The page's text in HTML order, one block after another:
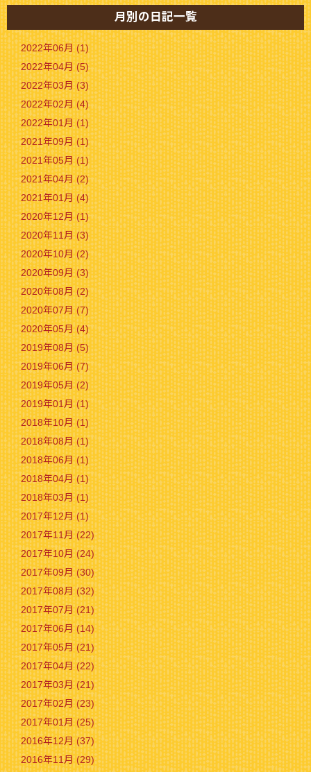
月別の日記一覧
2022年06月 (1)
2022年04月 (5)
2022年03月 (3)
2022年02月 (4)
2022年01月 (1)
2021年09月 (1)
2021年05月 (1)
2021年04月 (2)
2021年01月 (4)
2020年12月 (1)
2020年11月 (3)
2020年10月 (2)
2020年09月 (3)
2020年08月 (2)
2020年07月 (7)
2020年05月 (4)
2019年08月 (5)
2019年06月 (7)
2019年05月 (2)
2019年01月 (1)
2018年10月 (1)
2018年08月 (1)
2018年06月 (1)
2018年04月 (1)
2018年03月 (1)
2017年12月 (1)
2017年11月 (22)
2017年10月 (24)
2017年09月 (30)
2017年08月 (32)
2017年07月 (21)
2017年06月 (14)
2017年05月 (21)
2017年04月 (22)
2017年03月 (21)
2017年02月 (23)
2017年01月 (25)
2016年12月 (37)
2016年11月 (29)